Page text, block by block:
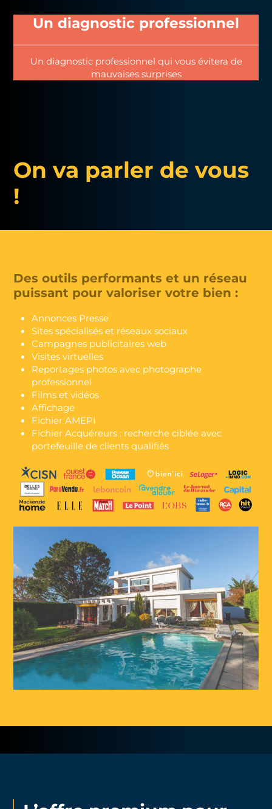
Un diagnostic professionnel
Un diagnostic professionnel qui vous évitera de
mauvaises surprises
On va parler de vous
!
Des outils performants et un réseau
puissant pour valoriser votre bien :
Annonces Presse
Sites spécialisés et réseaux sociaux
Campagnes publicitaires web
Visites virtuelles
Reportages photos avec photographe
professionnel
Films et vidéos
Affichage
Fichier AMEPI
Fichier Acquéreurs : recherche ciblée avec
portefeuille de clients qualifiés